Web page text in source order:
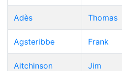
Adès Thomas
Agsteribbe Frank
Aitchinson Jim